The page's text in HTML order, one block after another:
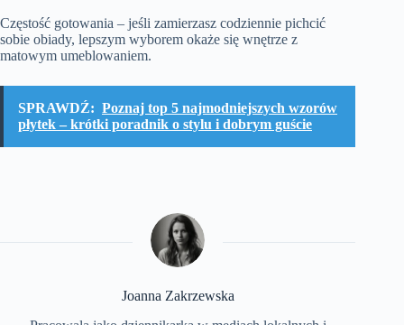
Częstość gotowania – jeśli zamierzasz codziennie pichcić
sobie obiady, lepszym wyborem okaże się wnętrze z
matowym umeblowaniem.
SPRAWDŹ: Poznaj top 5 najmodniejszych wzorów
płytek – krótki poradnik o stylu i dobrym guście
Joanna Zakrzewska